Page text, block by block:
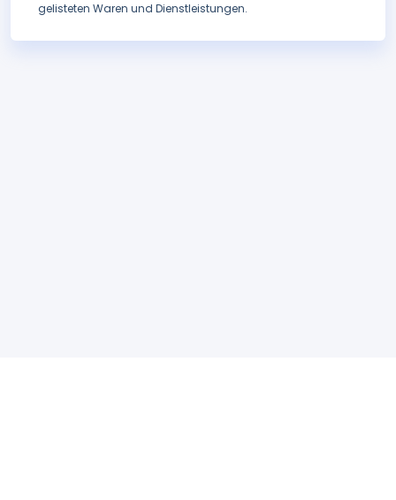
gelisteten Waren und Dienstleistungen.